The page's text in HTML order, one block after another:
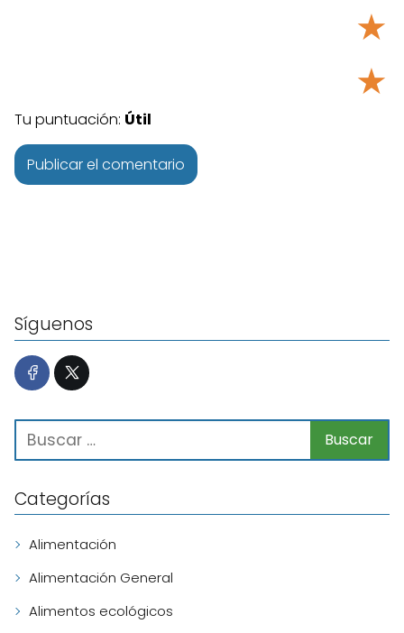
★
★
Tu puntuación: Útil
Síguenos
Categorías
Alimentación
Alimentación General
Alimentos ecológicos